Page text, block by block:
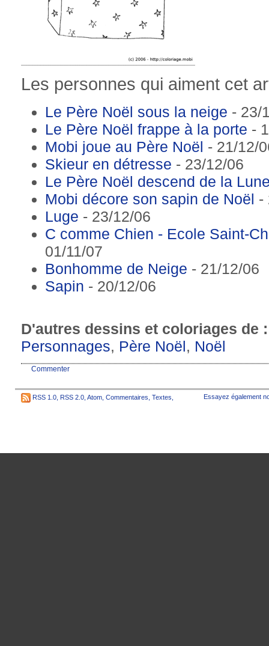
Les personnes qui aiment cet
Le Père Noël sous la neige - 23/
Le Père Noël frappe à la porte -
Mobi joue au Père Noël - 21/12/
Skieur en détresse - 23/12/06
Le Père Noël descend de la
Mobi décore son sapin de Noël -
Luge - 23/12/06
C comme Chien - Ecole Saint-
01/11/07
Bonhomme de Neige - 21/12/06
Sapin - 20/12/06
D'autres dessins et coloriages de
Personnages, Père Noël, Noël
Commenter
RSS 1.0 RSS 2.0 Atom Commentaires Textes Essayez également